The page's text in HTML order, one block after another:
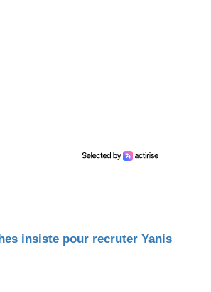
insiste pour recruter Yanis